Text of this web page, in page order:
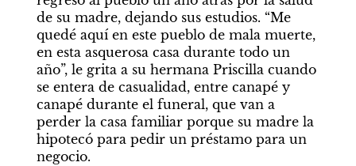
de su madre, dejando sus estudios. “Me
quedé aquí en este pueblo de mala muerte,
en esta asquerosa casa durante todo un
año”, le grita a su hermana Priscilla cuando
se entera de casualidad, entre canapé y
canapé durante el funeral, que van a
perder la casa familiar porque su madre la
hipotecó para pedir un préstamo para un
negocio.